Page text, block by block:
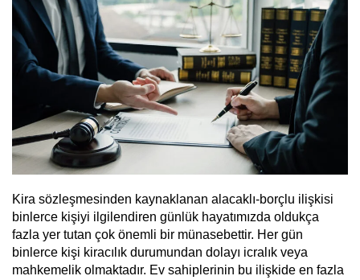
Kira sözleşmesinden kaynaklanan alacaklı-borçlu ilişkisi
binlerce kişiyi ilgilendiren günlük hayatımızda oldukça
fazla yer tutan çok önemli bir münasebettir. Her gün
binlerce kişi kiracılık durumundan dolayı icralık veya
mahkemelik olmaktadır. Ev sahiplerinin bu ilişkide en fazla